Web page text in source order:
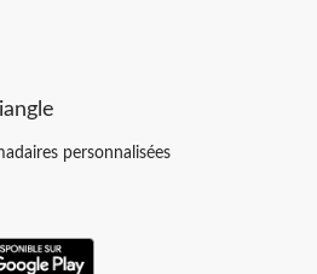
personnalisées